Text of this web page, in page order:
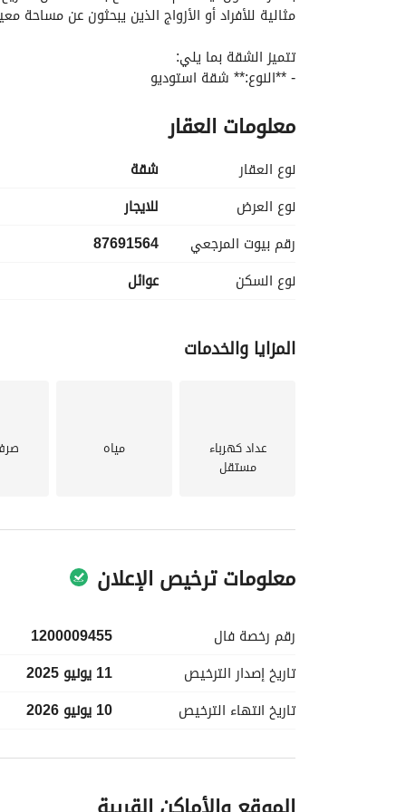
مثالية للأفراد أو الأزواج الذين يبحثون عن
تتميز الشقة بما يلي:
- **النوع:** شقة استوديو
- **السعر:** 2000 ريال سعودي
- **مفروشة:** غير مؤثثة (تتمتع بحرية تخصيص
- **المرافق:** الشقة تحتوي على المرافق الأساسية
- **الكهرباء**
- **إمدادات المياه**
- **الصرف الصحي**
معلومات العقار
نوع العقار
شقة
نوع العرض
للايجار
رقم بيوت المرجعي
87691564
نوع السكن
عوائل
المزايا والخدمات
عداد كهرباء
مستقل
مياه
معلومات ترخيص الإعلان
رقم رخصة فال
1200009455
تاريخ إصدار الترخيص
11 يونيو 2025
تاريخ انتهاء الترخيص 10 يونيو 2026
معلومات مسؤول الإعلان